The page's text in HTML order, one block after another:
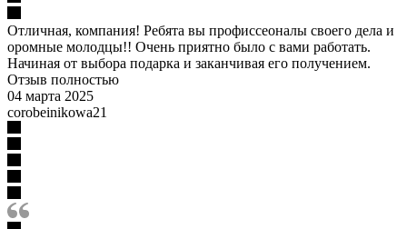
Отличная, компания! Ребята вы профиссеоналы своего дела и
оромные молодцы!! Очень приятно было с вами работать.
Начиная от выбора подарка и заканчивая его получением.
Отзыв полностью
04 марта 2025
corobeinikowa21